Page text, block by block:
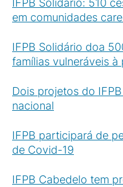
IFPB Solidário: 510
em comunidades
IFPB Solidário doa
famílias vulneráveis
Dois projetos do
nacional
IFPB participará de
de Covid-19
IFPB Cabedelo tem